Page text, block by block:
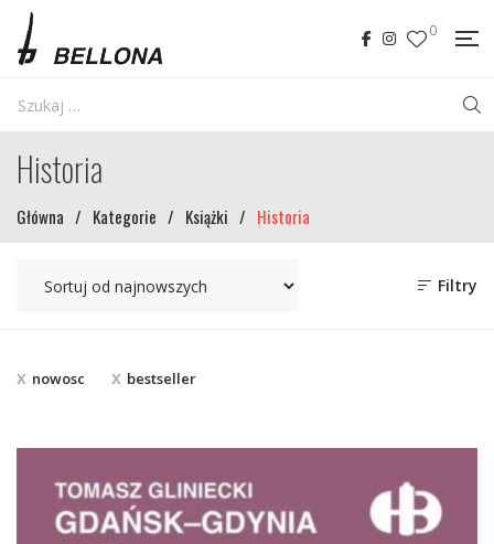
0
Historia
Główna / Kategorie / Książki / Historia
Filtry
nowosc bestseller